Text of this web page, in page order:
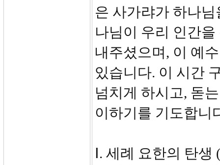
은 사가랴가 하나
나님이 우리 인간
내주셨으며, 이 예
있습니다. 이 시간
넘치게 하시고, 돋
이하기를 기도합니
Ⅰ. 세례 요한의 탄생